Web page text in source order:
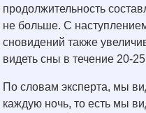
продолжительность
не больше. С
сновидений также
видеть сны в течение 20-
По словам эксперта, мы
каждую ночь, то есть мы